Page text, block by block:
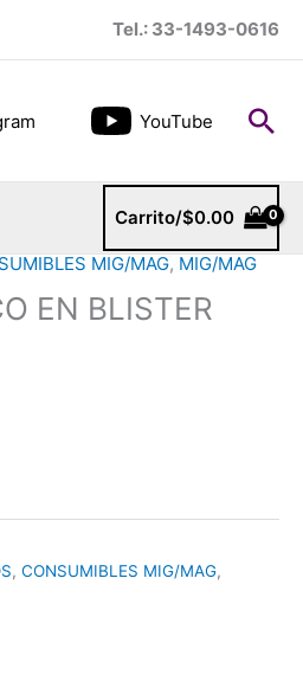
Tel.: 33-1493-0616
YouTube
Carrito/$0.00
MIG/MAG, MIG/MAG
EN BLISTER
,CONSUMIBLES MIG/MAG,